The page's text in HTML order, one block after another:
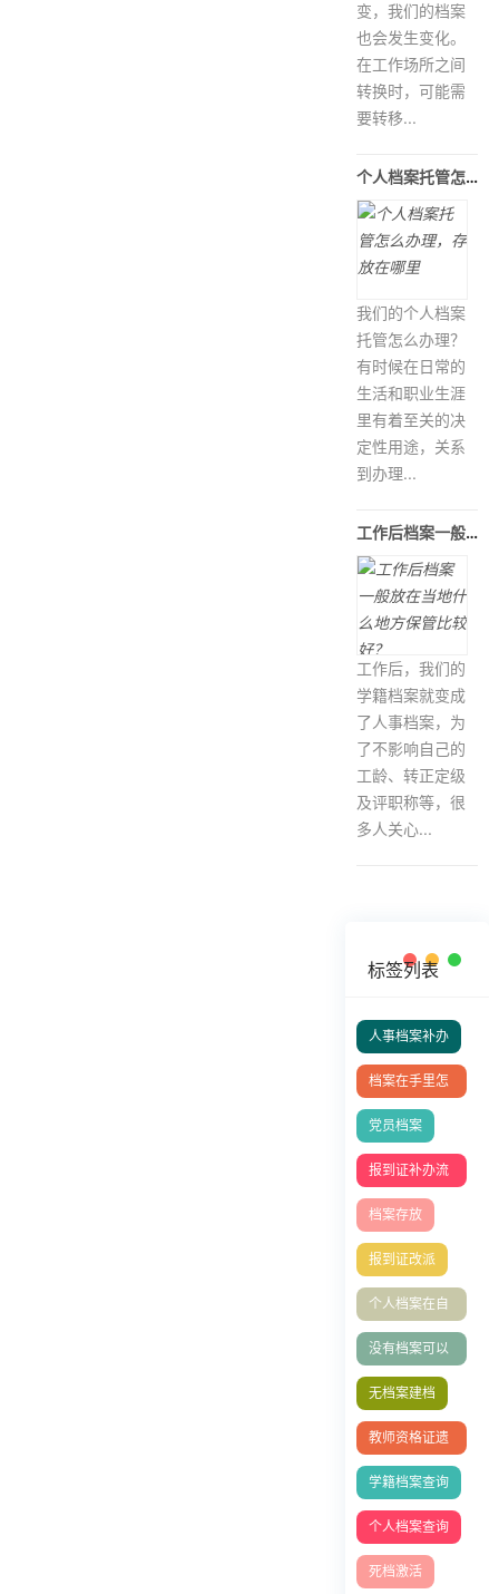
变，我们的档案
也会发生变化。
在工作场所之间
转换时，可能需
要转移...
个人档案托管怎么办理，存放在哪里
我们的个人档案
托管怎么办理？
有时候在日常的
生活和职业生涯
里有着至关的决
定性用途，关系
到办理...
工作后档案一般放在当地什么地方保
工作后，我们的
学籍档案就变成
了人事档案，为
了不影响自己的
工龄、转正定级
及评职称等，很
多人关心...
标签列表
人事档案补办
档案在手里怎
么存档
党员档案
报到证补办流
程
档案存放
报到证改派
个人档案在自
己手里怎么办
没有档案可以
办理退休吗？
无档案建档
教师资格证遗
失如何补办
学籍档案查询
个人档案查询
死档激活